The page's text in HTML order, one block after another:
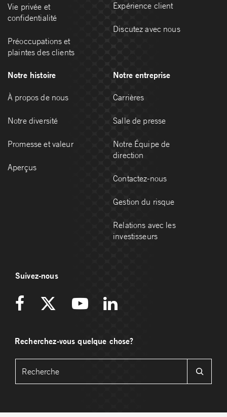
Vie privée et
confidentialité
Préoccupations et
plaintes des clients
Expérience client
Discutez avec nous
Notre histoire
À propos de nous
Notre diversité
Promesse et valeur
Aperçus
Notre entreprise
Carrières
Salle de presse
Notre Équipe de
direction
Contactez-nous
Gestion du risque
Relations avec les
investisseurs
Suivez-nous
Recherchez-vous quelque chose?